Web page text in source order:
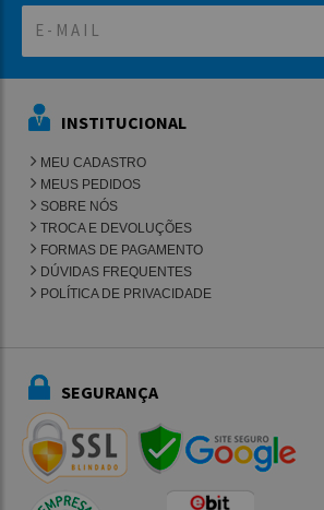
INSTITUCIONAL
MEU CADASTRO
MEUS PEDIDOS
SOBRE NÓS
TROCA E DEVOLUÇÕES
FORMAS DE PAGAMENTO
DÚVIDAS FREQUENTES
POLÍTICA DE PRIVACIDADE
SEGURANÇA